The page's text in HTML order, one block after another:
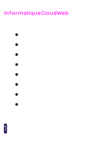
InformatiqueCloudWeb
1